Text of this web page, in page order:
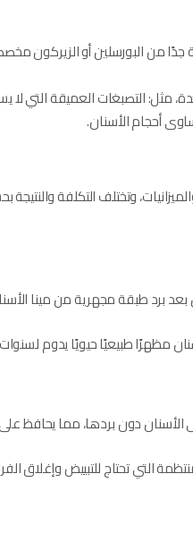
جدًا من البورسلين أو
التصبغات العميقة التي لا
أحجام الأسنان.
وتختلف التكلفة
برد طبقة مجهرية من مينا
مظهرًا طبيعيًا حيويًا يدوم
دون بردها، مما يحافظ على
التي تحتاج للتبييض وإغلاق